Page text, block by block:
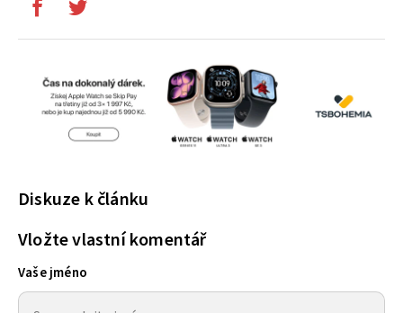
Diskuze k článku
Vložte vlastní komentář
Vaše jméno